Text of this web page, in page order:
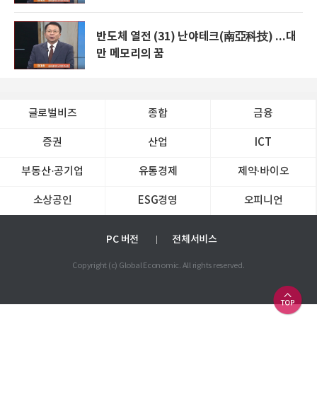
반도체 열전 (31) 난야테크(南亞科技) ...대
만 메모리의 꿈
글로벌비즈 종합 금융
증권 산업 ICT
부동산·공기업 유통경제 제약∙바이오
소상공인 ESG경영 오피니언
PC 버전 전체서비스
Copyright (c) Global Economic. All rights reserved.